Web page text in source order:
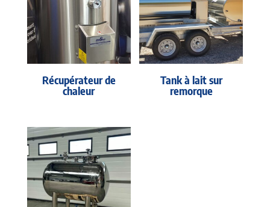
Récupérateur de
chaleur
Tank à lait sur
remorque